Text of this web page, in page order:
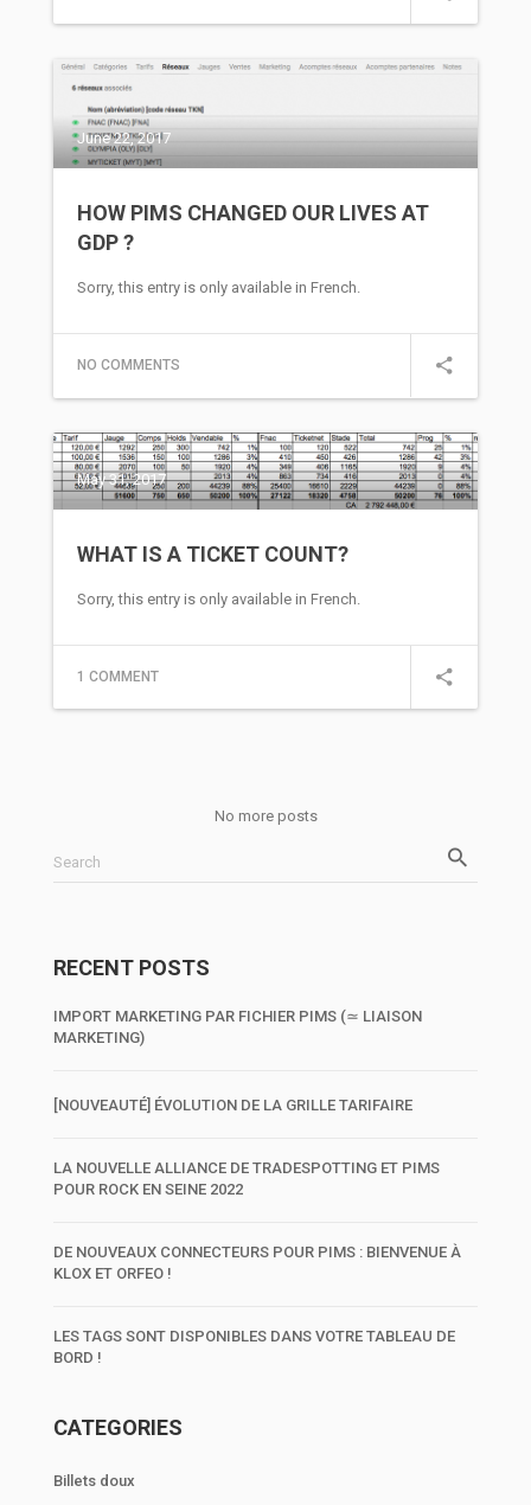
June 22, 2017
HOW PIMS CHANGED OUR LIVES AT
GDP ?
Sorry, this entry is only available in French.
NO COMMENTS
May 31, 2017
WHAT IS A TICKET COUNT?
Sorry, this entry is only available in French.
1 COMMENT
No more posts
Search
RECENT POSTS
IMPORT MARKETING PAR FICHIER PIMS (≃ LIAISON
MARKETING)
[NOUVEAUTÉ] ÉVOLUTION DE LA GRILLE TARIFAIRE
LA NOUVELLE ALLIANCE DE TRADESPOTTING ET PIMS
POUR ROCK EN SEINE 2022
DE NOUVEAUX CONNECTEURS POUR PIMS : BIENVENUE À
KLOX ET ORFEO !
LES TAGS SONT DISPONIBLES DANS VOTRE TABLEAU DE
BORD !
CATEGORIES
Billets doux